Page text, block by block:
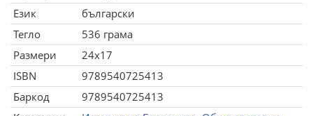
Език
български
Тегло
536 грама
Размери
24x17
ISBN
9789540725413
Баркод
9789540725413